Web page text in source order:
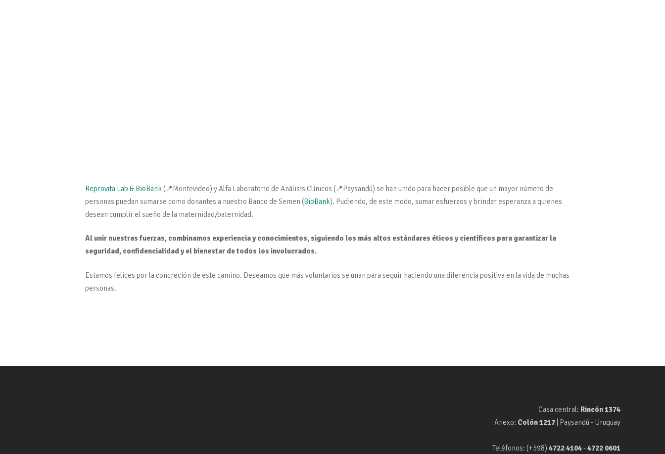
Reprovita Lab & BioBank (📍Montevideo) y Alfa Laboratorio de Análisis Clínicos (📍Paysandú) se han unido para hacer posible que un mayor número de
personas puedan sumarse como donantes a nuestro Banco de Semen (BioBank). Pudiendo, de este modo, sumar esfuerzos y brindar esperanza a quienes
desean cumplir el sueño de la maternidad/paternidad.
Al unir nuestras fuerzas, combinamos experiencia y conocimientos, siguiendo los más altos estándares éticos y científicos para garantizar la
seguridad, confidencialidad y el bienestar de todos los involucrados.
Estamos felices por la concreción de este camino. Deseamos que más voluntarios se unan para seguir haciendo una diferencia positiva en la vida de muchas
personas.
Casa central: Rincón 1374
Anexo: Colón 1217| Paysandú - Uruguay
Teléfonos: (+598) 4722 4104-4722 0601